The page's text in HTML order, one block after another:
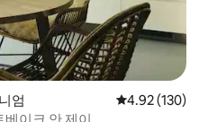
엄 평점 4.92점(5
4.92 (130)
베이크 안 제이